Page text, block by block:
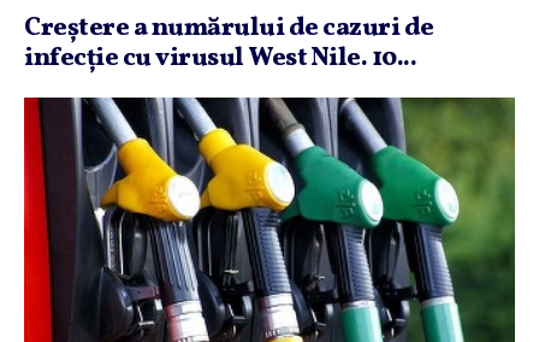
Creştere a numărului de cazuri de
infecţie cu virusul West Nile. 10...